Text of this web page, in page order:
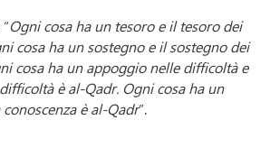
Ogni cosa ha un tesoro e il tesoro dei
cosa ha un sostegno e il sostegno dei
cosa ha un appoggio nelle difficoltà e
è al-Qadr. Ogni cosa ha un
è al-Qadr”.